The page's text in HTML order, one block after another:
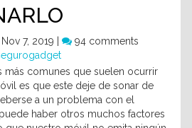
Nov 7, 2019 |
94 comments
más comunes que suelen ocurrir
es que este deje de sonar de
a un problema con el
haber otros muchos factores